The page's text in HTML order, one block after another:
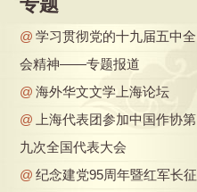
@ 学习贯彻党的十九届五中全
会精神——专题报道
@ 海外华文文学上海论坛
@
上海代表团参加中国作协第
九次全国代表大会
@ 纪念建党95周年暨红军长征